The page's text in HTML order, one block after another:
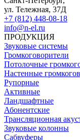
ул. Тележная, 37Д
+7 (812) 448-08-18
info@n-el.ru
ПРОДУКЦИЯ
Звуковые системы
Громкоговорители
Потолочные
Настенные
Рупорные
Активные
Ландшафтные
Абонентские
Трансляционная
Звуковые колонны
Сабвуферы